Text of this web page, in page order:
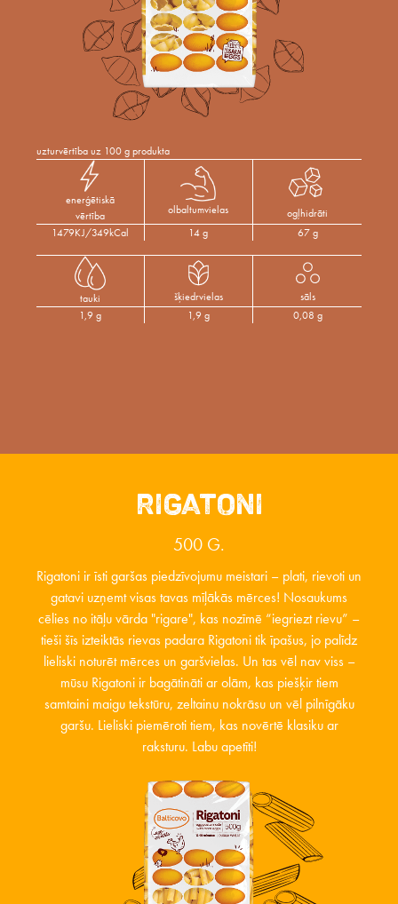
uzturvērtība uz 100 g produkta
enerģētiskā
vērtība
olbaltumvielas
ogļhidrāti
1479KJ/349kCal
14 g 67 g
tauki šķiedrvielas
sāls
1,9 g
1,9 g 0,08 g
RIGATONI
500 G.
Rigatoni ir īsti garšas piedzīvojumu meistari – plati, rievoti un
gatavi uzņemt visas tavas mīļākās mērces! Nosaukums
cēlies no itāļu vārda "rigare", kas nozīmē “iegriezt rievu” –
tieši šīs izteiktās rievas padara Rigatoni tik īpašus, jo palīdz
lieliski noturēt mērces un garšvielas. Un tas vēl nav viss –
mūsu Rigatoni ir bagātināti ar olām, kas piešķir tiem
samtaini maigu tekstūru, zeltainu nokrāsu un vēl pilnīgāku
garšu. Lieliski piemēroti tiem, kas novērtē klasiku ar
raksturu. Labu apetīti!